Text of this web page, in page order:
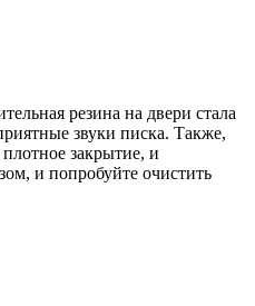
резина на двери стала
звуки писка. Также,
закрытие, и
и попробуйте очистить